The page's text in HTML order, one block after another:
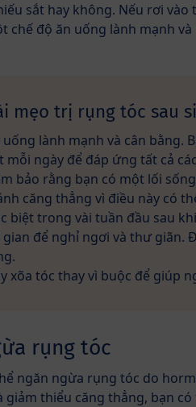
sắt hay không. Nếu rơi
chế độ ăn uống lành mạnh
mẹo trị rụng tóc sau
uống lành mạnh và cân bằng.
mỗi ngày để đáp ứng tất cả
bảo rằng bạn có một lối
căng thẳng vì điều này có
biệt trong vài tuần đầu sau
để nghỉ ngơi và thư giãn.
xõa tóc thay vì buộc để giúp
rụng tóc
ngăn ngừa rụng tóc do
giảm thiểu căng thẳng, bạn